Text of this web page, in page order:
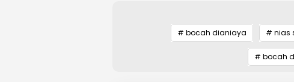
# bocah dianiaya # nias
# bocah